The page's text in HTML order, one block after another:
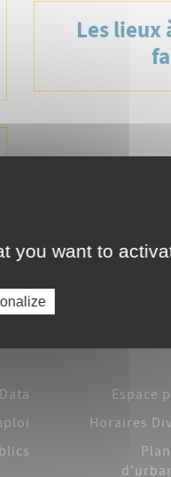
Les lieux
Espace
Horaires
you want to